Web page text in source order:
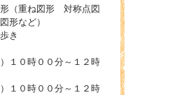
（重ね図形 対称点図
など）
き
１０時００分～１２時
１０時００分～１２時